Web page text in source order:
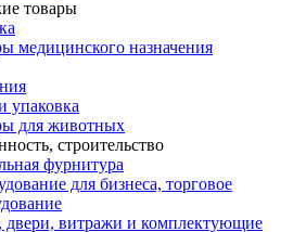
товары
медицинского назначения
упаковка
для животных
строительство
фурнитура
для бизнеса, торговое
двери, витражи и комплектующие